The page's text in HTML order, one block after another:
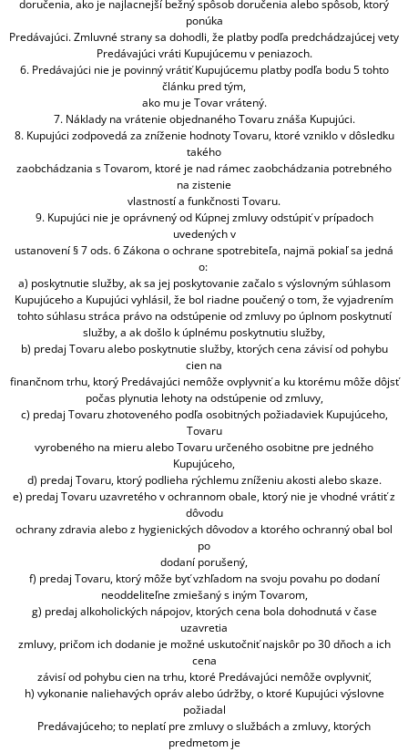
doručenia, ako je najlacnejší bežný spôsob doručenia alebo spôsob, ktorý
ponúka
Predávajúci. Zmluvné strany sa dohodli, že platby podľa predchádzajúcej vety
Predávajúci vráti Kupujúcemu v peniazoch.
6. Predávajúci nie je povinný vrátiť Kupujúcemu platby podľa bodu 5 tohto
článku pred tým,
ako mu je Tovar vrátený.
7. Náklady na vrátenie objednaného Tovaru znáša Kupujúci.
8. Kupujúci zodpovedá za zníženie hodnoty Tovaru, ktoré vzniklo v dôsledku
takého
zaobchádzania s Tovarom, ktoré je nad rámec zaobchádzania potrebného
na zistenie
vlastností a funkčnosti Tovaru.
9. Kupujúci nie je oprávnený od Kúpnej zmluvy odstúpiť v prípadoch
uvedených v
ustanovení § 7 ods. 6 Zákona o ochrane spotrebiteľa, najmä pokiaľ sa jedná
o:
a) poskytnutie služby, ak sa jej poskytovanie začalo s výslovným súhlasom
Kupujúceho a Kupujúci vyhlásil, že bol riadne poučený o tom, že vyjadrením
tohto súhlasu stráca právo na odstúpenie od zmluvy po úplnom poskytnutí
služby, a ak došlo k úplnému poskytnutiu služby,
b) predaj Tovaru alebo poskytnutie služby, ktorých cena závisí od pohybu
cien na
finančnom trhu, ktorý Predávajúci nemôže ovplyvniť a ku ktorému môže dôjsť
počas plynutia lehoty na odstúpenie od zmluvy,
c) predaj Tovaru zhotoveného podľa osobitných požiadaviek Kupujúceho,
Tovaru
vyrobeného na mieru alebo Tovaru určeného osobitne pre jedného
Kupujúceho,
d) predaj Tovaru, ktorý podlieha rýchlemu zníženiu akosti alebo skaze.
e) predaj Tovaru uzavretého v ochrannom obale, ktorý nie je vhodné vrátiť z
dôvodu
ochrany zdravia alebo z hygienických dôvodov a ktorého ochranný obal bol
po
dodaní porušený,
f) predaj Tovaru, ktorý môže byť vzhľadom na svoju povahu po dodaní
neoddeliteľne zmiešaný s iným Tovarom,
g) predaj alkoholických nápojov, ktorých cena bola dohodnutá v čase
uzavretia
zmluvy, pričom ich dodanie je možné uskutočniť najskôr po 30 dňoch a ich
cena
závisí od pohybu cien na trhu, ktoré Predávajúci nemôže ovplyvniť,
h) vykonanie naliehavých opráv alebo údržby, o ktoré Kupujúci výslovne
požiadal
Predávajúceho; to neplatí pre zmluvy o službách a zmluvy, ktorých
predmetom je